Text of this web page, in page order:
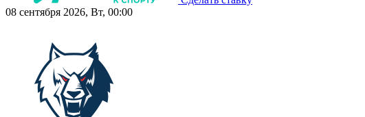
08 сентября 2026, Вт, 00:00